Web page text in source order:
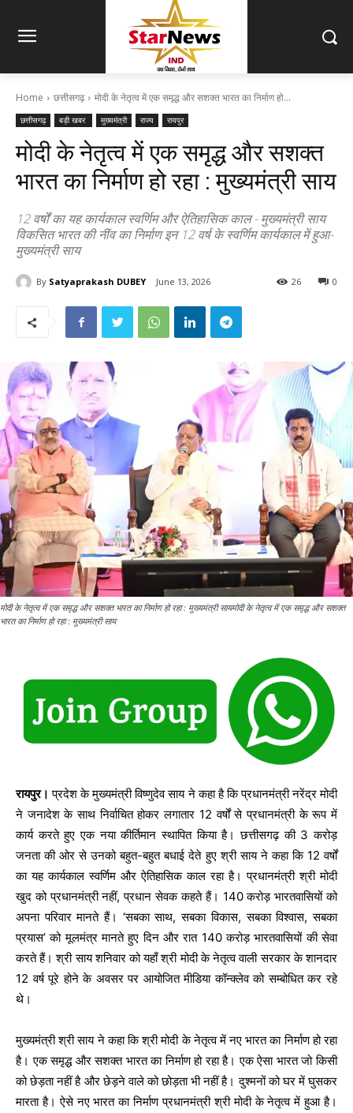
Home छत्तीसगढ़ मोदी के नेतृत्व में एक समृद्ध और सशक्त भारत का निर्माण हो...
छत्तीसगढ़ बड़ी खबर मुख्यमंत्री राज्य रायपुर
मोदी के नेतृत्व में एक समृद्ध और सशक्त
भारत का निर्माण हो रहा : मुख्यमंत्री साय
12 वर्षों का यह कार्यकाल स्वर्णिम और ऐतिहासिक काल - मुख्यमंत्री साय
विकसित भारत की नींव का निर्माण इन 12 वर्ष के स्वर्णिम कार्यकाल में हुआ-
मुख्यमंत्री साय
By Satyaprakash DUBEY June 13, 2026 0
26
मोदी के नेतृत्व में एक समृद्ध और सशक्त भारत का निर्माण हो रहा : मुख्यमंत्री सायमोदी के नेतृत्व में एक समृद्ध और सशक्त
भारत का निर्माण हो रहा : मुख्यमंत्री साय
रायपुर। प्रदेश के मुख्यमंत्री विष्णुदेव साय ने कहा है कि प्रधानमंत्री नरेंद्र मोदी
ने जनादेश के साथ निर्वाचित होकर लगातार 12 वर्षों से प्रधानमंत्री के रूप में
कार्य करते हुए एक नया कीर्तिमान स्थापित किया है। छत्तीसगढ़ की 3 करोड़
जनता की ओर से उनको बहुत-बहुत बधाई देते हुए श्री साय ने कहा कि 12 वर्षों
का यह कार्यकाल स्वर्णिम और ऐतिहासिक काल रहा है। प्रधानमंत्री श्री मोदी
खुद को प्रधानमंत्री नहीं, प्रधान सेवक कहते हैं। 140 करोड़ भारतवासियों को
अपना परिवार मानते हैं। ‘सबका साथ, सबका विकास, सबका विश्वास, सबका
प्रयास’ को मूलमंत्र मानते हुए दिन और रात 140 करोड़ भारतवासियों की सेवा
करते हैं। श्री साय शनिवार को यहाँ श्री मोदी के नेतृत्व वाली सरकार के शानदार
12 वर्ष पूरे होने के अवसर पर आयोजित मीडिया कॉन्क्लेव को सम्बोधित कर रहे
थे।
मुख्यमंत्री श्री साय ने कहा कि श्री मोदी के नेतृत्व में नए भारत का निर्माण हो रहा
है। एक समृद्ध और सशक्त भारत का निर्माण हो रहा है। एक ऐसा भारत जो किसी
को छेड़ता नहीं है और छेड़ने वाले को छोड़ता भी नहीं है। दुश्मनों को घर में घुसकर
मारता है। ऐसे नए भारत का निर्माण प्रधानमंत्री श्री मोदी के नेतृत्व में हुआ है।